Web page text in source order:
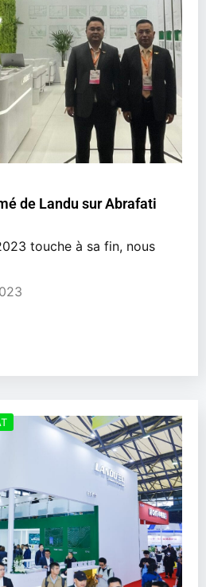
de Landu sur Abrafati
touche à sa fin, nous